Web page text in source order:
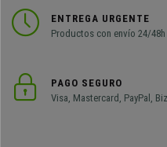
ENTREGA URGENTE
Productos con envío 24/48h
PAGO SEGURO
Visa, Mastercard, PayPal,